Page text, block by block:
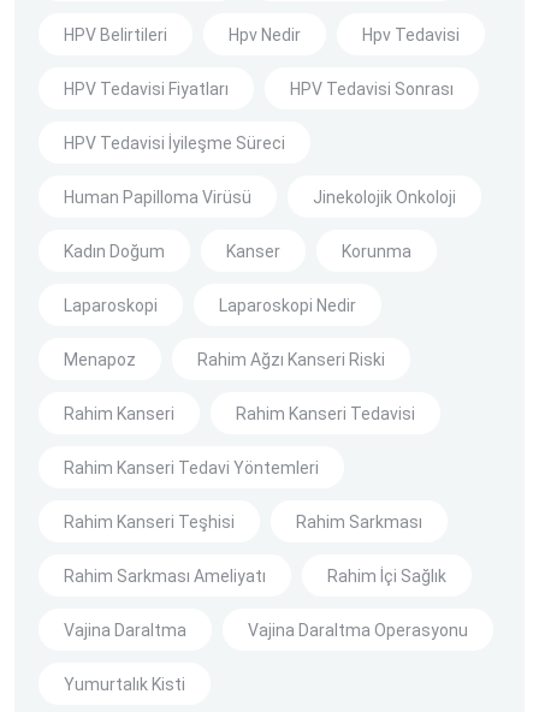
HPV Belirtileri Hpv Nedir Hpv Tedavisi
HPV Tedavisi Fiyatları HPV Tedavisi Sonrası
HPV Tedavisi İyileşme Süreci
Human Papilloma Virüsü Jinekolojik Onkoloji
Kadın Doğum Kanser Korunma
Laparoskopi Laparoskopi Nedir
Menapoz Rahim Ağzı Kanseri Riski
Rahim Kanseri Rahim Kanseri Tedavisi
Rahim Kanseri Tedavi Yöntemleri
Rahim Kanseri Teşhisi Rahim Sarkması
Rahim Sarkması Ameliyatı Rahim İçi Sağlık
Vajina Daraltma Vajina Daraltma Operasyonu
Yumurtalık Kisti